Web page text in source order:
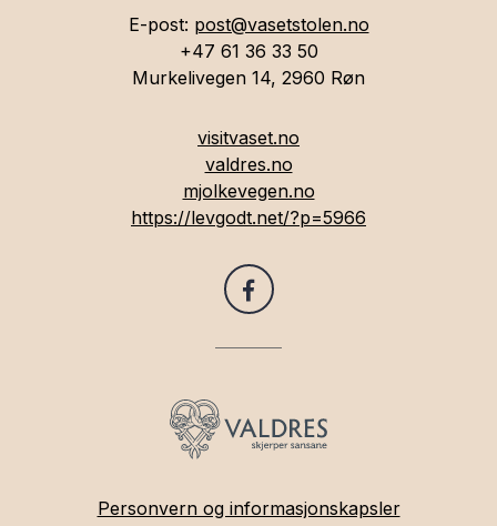
E-post: post@vasetstolen.no
+47 61 36 33 50
Murkelivegen 14, 2960 Røn
visitvaset.no
valdres.no
mjolkevegen.no
https://levgodt.net/?p=5966
Personvern og informasjonskapsler